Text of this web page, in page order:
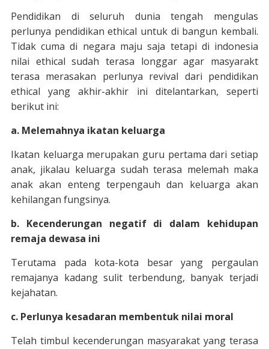
Pendidikan di seluruh dunia tengah mengulas
perlunya pendidikan ethical untuk di bangun kembali.
Tidak cuma di negara maju saja tetapi di indonesia
nilai ethical sudah terasa longgar agar masyarakt
terasa merasakan perlunya revival dari pendidikan
ethical yang akhir-akhir ini ditelantarkan, seperti
berikut ini:
a. Melemahnya ikatan keluarga
Ikatan keluarga merupakan guru pertama dari setiap
anak, jikalau keluarga sudah terasa melemah maka
anak akan enteng terpengauh dan keluarga akan
kehilangan fungsinya.
b. Kecenderungan negatif di dalam kehidupan
remaja dewasa ini
Terutama pada kota-kota besar yang pergaulan
remajanya kadang sulit terbendung, banyak terjadi
kejahatan.
c. Perlunya kesadaran membentuk nilai moral
Telah timbul kecenderungan masyarakat yang terasa